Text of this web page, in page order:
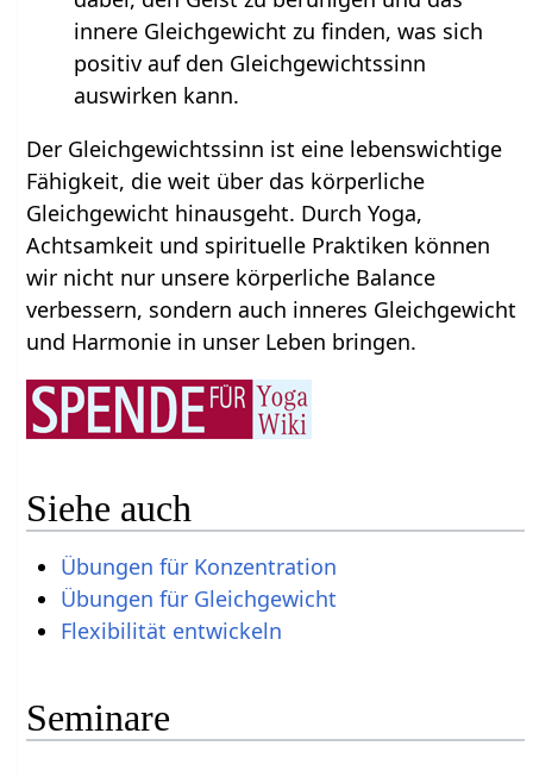
innere Gleichgewicht zu finden, was sich
positiv auf den Gleichgewichtssinn
auswirken kann.
Der Gleichgewichtssinn ist eine lebenswichtige
Fähigkeit, die weit über das körperliche
Gleichgewicht hinausgeht. Durch Yoga,
Achtsamkeit und spirituelle Praktiken können
wir nicht nur unsere körperliche Balance
verbessern, sondern auch inneres Gleichgewicht
und Harmonie in unser Leben bringen.
Siehe auch
Übungen für Konzentration
Übungen für Gleichgewicht
Flexibilität entwickeln
Seminare